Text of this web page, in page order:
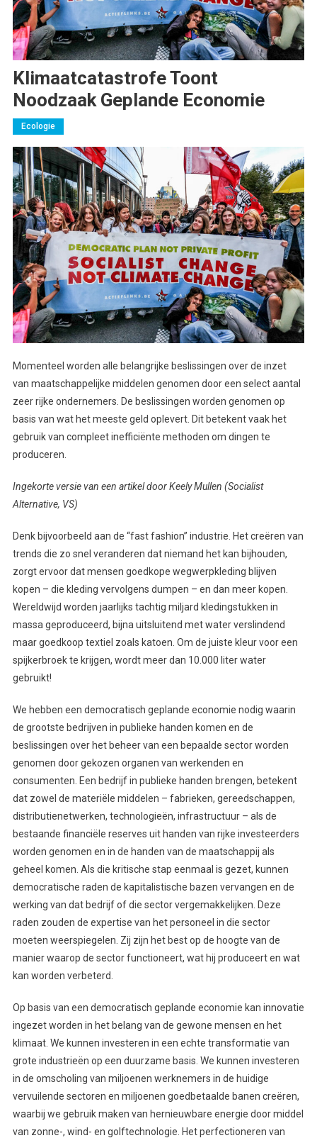
Klimaatcatastrofe Toont
Noodzaak Geplande Economie
Ecologie
Momenteel worden alle belangrijke beslissingen over de inzet
van maatschappelijke middelen genomen door een select aantal
zeer rijke ondernemers. De beslissingen worden genomen op
basis van wat het meeste geld oplevert. Dit betekent vaak het
gebruik van compleet inefficiënte methoden om dingen te
produceren.
Ingekorte versie van een artikel door Keely Mullen (Socialist
Alternative, VS)
Denk bijvoorbeeld aan de “fast fashion” industrie. Het creëren van
trends die zo snel veranderen dat niemand het kan bijhouden,
zorgt ervoor dat mensen goedkope wegwerpkleding blijven
kopen – die kleding vervolgens dumpen – en dan meer kopen.
Wereldwijd worden jaarlijks tachtig miljard kledingstukken in
massa geproduceerd, bijna uitsluitend met water verslindend
maar goedkoop textiel zoals katoen. Om de juiste kleur voor een
spijkerbroek te krijgen, wordt meer dan 10.000 liter water
gebruikt!
We hebben een democratisch geplande economie nodig waarin
de grootste bedrijven in publieke handen komen en de
beslissingen over het beheer van een bepaalde sector worden
genomen door gekozen organen van werkenden en
consumenten. Een bedrijf in publieke handen brengen, betekent
dat zowel de materiële middelen – fabrieken, gereedschappen,
distributienetwerken, technologieën, infrastructuur – als de
bestaande financiële reserves uit handen van rijke investeerders
worden genomen en in de handen van de maatschappij als
geheel komen. Als die kritische stap eenmaal is gezet, kunnen
democratische raden de kapitalistische bazen vervangen en de
werking van dat bedrijf of die sector vergemakkelijken. Deze
raden zouden de expertise van het personeel in die sector
moeten weerspiegelen. Zij zijn het best op de hoogte van de
manier waarop de sector functioneert, wat hij produceert en wat
kan worden verbeterd.
Op basis van een democratisch geplande economie kan innovatie
ingezet worden in het belang van de gewone mensen en het
klimaat. We kunnen investeren in een echte transformatie van
grote industrieën op een duurzame basis. We kunnen investeren
in de omscholing van miljoenen werknemers in de huidige
vervuilende sectoren en miljoenen goedbetaalde banen creëren,
waarbij we gebruik maken van hernieuwbare energie door middel
van zonne-, wind- en golftechnologie. Het perfectioneren van